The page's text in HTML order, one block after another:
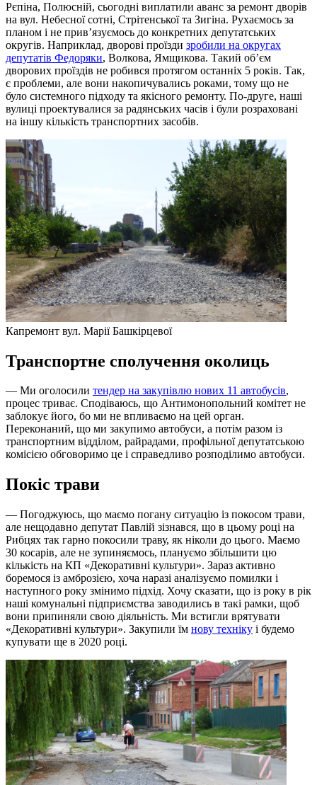
Рєпіна, Полюсній, сьогодні виплатили аванс за ремонт дворів
на вул. Небесної сотні, Стрітенської та Зигіна. Рухаємось за
планом і не прив’язуємось до конкретних депутатських
округів. Наприклад, дворові проїзди зробили на округах
депутатів Федоряки, Волкова, Ямщикова. Такий об’єм
дворових проїздів не робився протягом останніх 5 років. Так,
є проблеми, але вони накопичувались роками, тому що не
було системного підходу та якісного ремонту. По-друге, наші
вулиці проектувалися за радянських часів і були розраховані
на іншу кількість транспортних засобів.
Капремонт вул. Марії Башкірцевої
Транспортне сполучення околиць
— Ми оголосили тендер на закупівлю нових 11 автобусів,
процес триває. Сподіваюсь, що Антимонопольний комітет не
заблокує його, бо ми не впливаємо на цей орган.
Переконаний, що ми закупимо автобуси, а потім разом із
транспортним відділом, райрадами, профільної депутатською
комісією обговоримо це і справедливо розподілимо автобуси.
Покіс трави
— Погоджуюсь, що маємо погану ситуацію із покосом трави,
але нещодавно депутат Павлій зізнався, що в цьому році на
Рибцях так гарно покосили траву, як ніколи до цього. Маємо
30 косарів, але не зупиняємось, плануємо збільшити цю
кількість на КП «Декоративні культури». Зараз активно
боремося із амброзією, хоча наразі аналізуємо помилки і
наступного року змінимо підхід. Хочу сказати, що із року в рік
наші комунальні підприємства заводились в такі рамки, щоб
вони припиняли свою діяльність. Ми встигли врятувати
«Декоративні культури». Закупили їм нову техніку і будемо
купувати ще в 2020 році.